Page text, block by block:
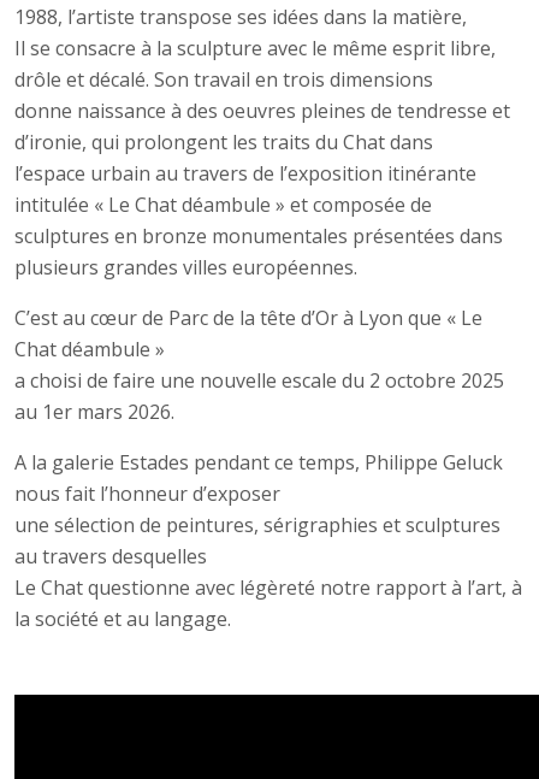
1988, l’artiste transpose ses idées dans la matière,
Il se consacre à la sculpture avec le même esprit libre,
drôle et décalé. Son travail en trois dimensions
donne naissance à des oeuvres pleines de tendresse et
d’ironie, qui prolongent les traits du Chat dans
l’espace urbain au travers de l’exposition itinérante
intitulée « Le Chat déambule » et composée de
sculptures en bronze monumentales présentées dans
plusieurs grandes villes européennes.
C’est au cœur de Parc de la tête d’Or à Lyon que « Le
Chat déambule »
a choisi de faire une nouvelle escale du 2 octobre 2025
au 1er mars 2026.
A la galerie Estades pendant ce temps, Philippe Geluck
nous fait l’honneur d’exposer
une sélection de peintures, sérigraphies et sculptures
au travers desquelles
Le Chat questionne avec légèreté notre rapport à l’art, à
la société et au langage.